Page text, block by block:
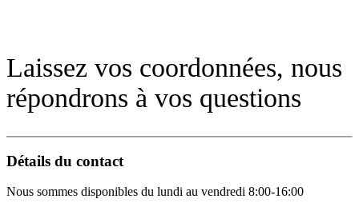
Laissez vos coordonnées, nous
répondrons à vos questions
Détails du contact
Nous sommes disponibles du lundi au vendredi 8:00-16:00